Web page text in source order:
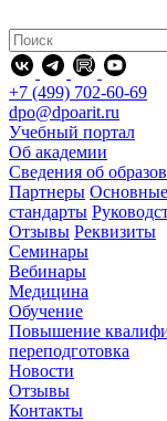
+7 (499) 702-60-69
dpo@dpoarit.ru
Учебный портал
Об академии
Сведения об
Партнеры
стандарты
Отзывы Реквизиты
Семинары
Вебинары
Медицина
Обучение
Повышение
переподготовка
Новости
Отзывы
Контакты